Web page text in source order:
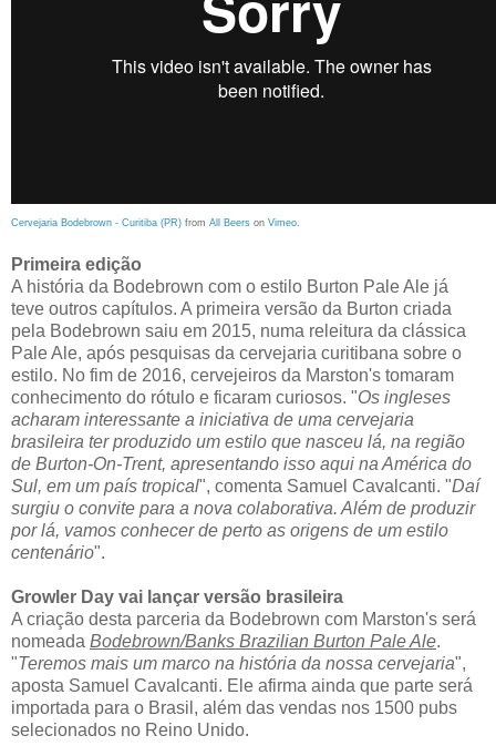
Cervejaria Bodebrown - Curitiba (PR) from All Beers on Vimeo.
Primeira edição
A história da Bodebrown com o estilo Burton Pale Ale já
teve outros capítulos. A primeira versão da Burton criada
pela Bodebrown saiu em 2015, numa releitura da clássica
Pale Ale, após pesquisas da cervejaria curitibana sobre o
estilo. No fim de 2016, cervejeiros da Marston's tomaram
conhecimento do rótulo e ficaram curiosos. "Os ingleses
acharam interessante a iniciativa de uma cervejaria
brasileira ter produzido um estilo que nasceu lá, na região
de Burton-On-Trent, apresentando isso aqui na América do
Sul, em um país tropical", comenta Samuel Cavalcanti. "Daí
surgiu o convite para a nova colaborativa. Além de produzir
por lá, vamos conhecer de perto as origens de um estilo
centenário".
Growler Day vai lançar versão brasileira
A criação desta parceria da Bodebrown com Marston's será
nomeada Bodebrown/Banks Brazilian Burton Pale Ale.
"Teremos mais um marco na história da nossa cervejaria",
aposta Samuel Cavalcanti. Ele afirma ainda que parte será
importada para o Brasil, além das vendas nos 1500 pubs
selecionados no Reino Unido.